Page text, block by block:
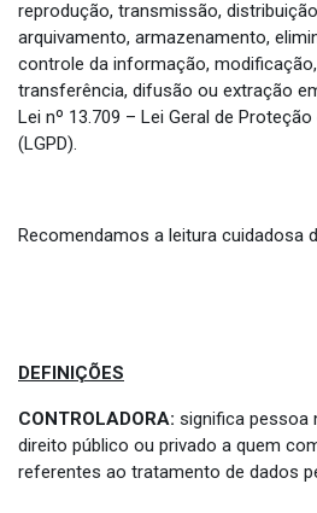
reprodução, transmissão,
arquivamento, armazenamento,
controle da informação,
transferência, difusão ou extração
Lei nº 13.709 – Lei Geral de
(LGPD).
Recomendamos a leitura cuidadosa
DEFINIÇÕES
CONTROLADORA: significa pessoa
direito público ou privado a quem
referentes ao tratamento de dados